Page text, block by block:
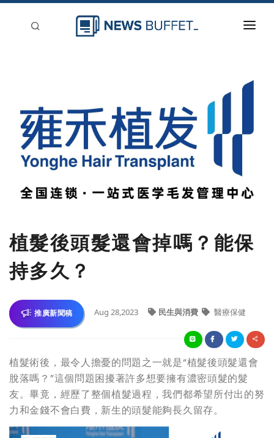
登入
刊登
植髮後頭髮還會掉嗎？能保
持多久？
推廣新聞稿 Aug 28,2023 民生與消費 醫療保健
植髮術後，最令人擔憂的問題之一就是“植髮後頭髮還會
脫落嗎？”這個問題困擾著許多想要擁有濃密頭髮的髮
友。畢竟，經歷了整個植髮過程，我們都希望所付出的努
力和金錢不會白費，新生的頭髮能夠長久留存。